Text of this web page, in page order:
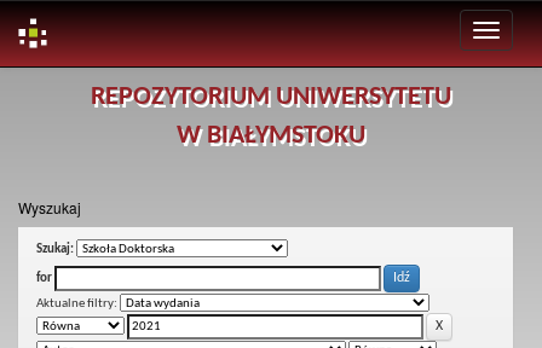
REPOZYTORIUM UNIWERSYTETU
W BIAŁYMSTOKU
Wyszukaj
Szukaj:
for
Aktualne filtry: